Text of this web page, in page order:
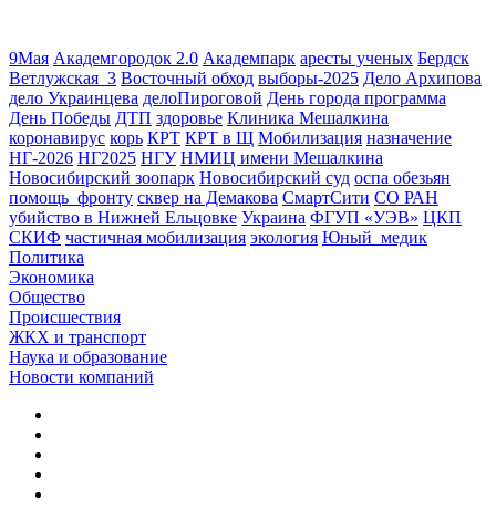
9Мая Академгородок 2.0 Академпарк аресты ученых Бердск
Ветлужская_3 Восточный обход выборы-2025 Дело Архипова
дело Украинцева делоПироговой День города программа
День Победы ДТП здоровье Клиника Мешалкина
коронавирус корь КРТ КРТ в Щ Мобилизация назначение
НГ-2026 НГ2025 НГУ НМИЦ имени Мешалкина
Новосибирский зоопарк Новосибирский суд оспа обезьян
помощь_фронту сквер на Демакова СмартСити СО РАН
убийство в Нижней Ельцовке Украина ФГУП «УЭВ» ЦКП
СКИФ частичная мобилизация экология Юный_медик
Политика
Экономика
Общество
Происшествия
ЖКХ и транспорт
Наука и образование
Новости компаний